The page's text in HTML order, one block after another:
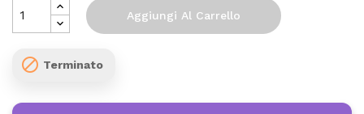
Aggiungi Al Carrello
 Terminato